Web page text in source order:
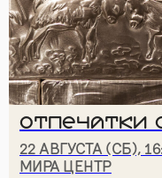
ОТПЕЧАТКИ
22 АВГУСТА (СБ),
МИРА ЦЕНТР